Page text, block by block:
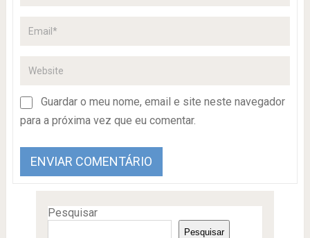
Guardar o meu nome, email e site neste navegador
para a próxima vez que eu comentar.
Pesquisar
Pesquisar